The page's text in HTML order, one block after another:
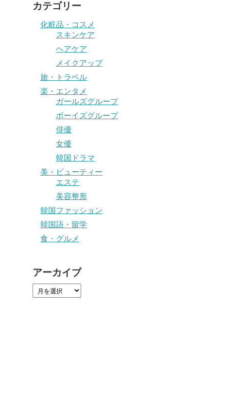
カテゴリー
化粧品・コスメ
スキンケア
ヘアケア
メイクアップ
旅・トラベル
楽・エンタメ
ガールズグループ
ボーイズグループ
俳優
女優
韓国ドラマ
美・ビューティー
エステ
美容整形
韓国ファッション
韓国語・留学
食・グルメ
アーカイブ